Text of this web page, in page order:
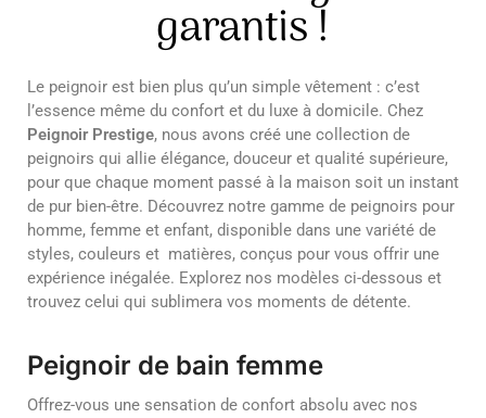
garantis !
Le peignoir est bien plus qu’un simple vêtement : c’est
l’essence même du confort et du luxe à domicile. Chez
Peignoir Prestige, nous avons créé une collection de
peignoirs qui allie élégance, douceur et qualité supérieure,
pour que chaque moment passé à la maison soit un instant
de pur bien-être. Découvrez notre gamme de peignoirs pour
homme, femme et enfant, disponible dans une variété de
styles, couleurs et matières, conçus pour vous offrir une
expérience inégalée. Explorez nos modèles ci-dessous et
trouvez celui qui sublimera vos moments de détente.
Peignoir de bain femme
Offrez-vous une sensation de confort absolu avec nos